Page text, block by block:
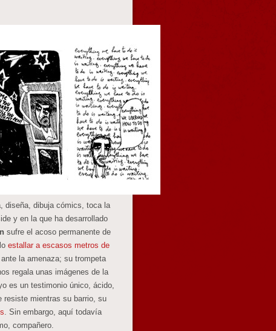
diseña, dibuja cómics, toca la
y en la que ha desarrollado
sufre el acoso permanente de
estallar a escasos metros de
la amenaza; su trompeta
regala unas imágenes de la
es un testimonio único, ácido,
resiste mientras su barrio, su
. Sin embargo, aquí todavía
compañero.